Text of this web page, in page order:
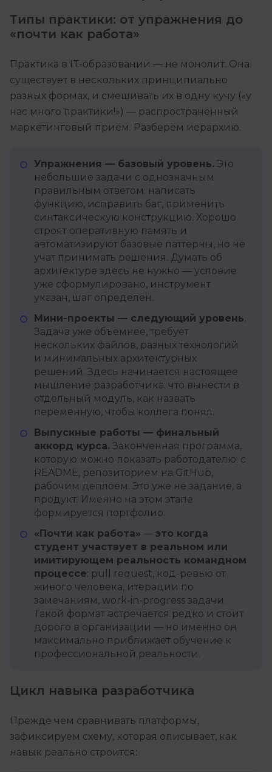
Типы практики: от упражнения до
«почти как работа»
Практика в IT-образовании — не монолит. Она
существует в нескольких принципиально
разных формах, и смешивать их в одну кучу («у
нас много практики!») — распространённый
маркетинговый приём. Разберём иерархию.
Упражнения — базовый уровень. Это
небольшие задачи с однозначным
правильным ответом: написать
функцию, исправить баг, применить
синтаксическую конструкцию. Хорошо
строят оперативную память и
автоматизируют базовые паттерны, но не
учат принимать решения. Думать об
архитектуре здесь не нужно — условие
уже сформулировано, инструмент
указан, шаг определён.
Мини-проекты — следующий уровень.
Задача уже объёмнее, требует
нескольких файлов, разных технологий
и минимальных архитектурных
решений. Здесь начинается настоящее
мышление разработчика: что вынести в
отдельный модуль, как назвать
переменную, чтобы коллега понял.
Выпускные работы — финальный
аккорд курса. Законченная программа,
которую можно показать работодателю: с
README, репозиторием на GitHub,
рабочим деплоем. Это уже не задание, а
продукт. Именно на этом этапе
формируется портфолио.
«Почти как работа» — это когда
студент участвует в реальном или
имитирующем реальность командном
процессе: pull request, код-ревью от
живого человека, итерации по
замечаниям, work-in-progress задачи.
Такой формат встречается редко и стоит
дорого в организации — но именно он
максимально приближает обучение к
профессиональной реальности.
Цикл навыка разработчика
Прежде чем сравнивать платформы,
зафиксируем схему, которая описывает, как
навык реально строится: